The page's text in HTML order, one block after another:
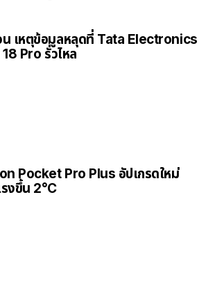
น เหตุข้อมูลหลุดที่ Tata Electronics
Pro รั่วไหล
Pocket Pro Plus อัปเกรดใหม่
งขึ้น 2°C